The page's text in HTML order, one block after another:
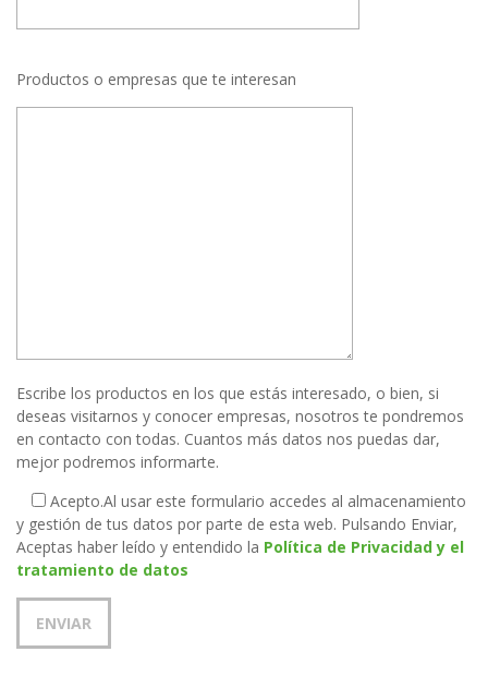
Productos o empresas que te interesan
Escribe los productos en los que estás interesado, o bien, si
deseas visitarnos y conocer empresas, nosotros te pondremos
en contacto con todas. Cuantos más datos nos puedas dar,
mejor podremos informarte.
Acepto.Al usar este formulario accedes al almacenamiento
y gestión de tus datos por parte de esta web. Pulsando Enviar,
Aceptas haber leído y entendido la Política de Privacidad y el
tratamiento de datos